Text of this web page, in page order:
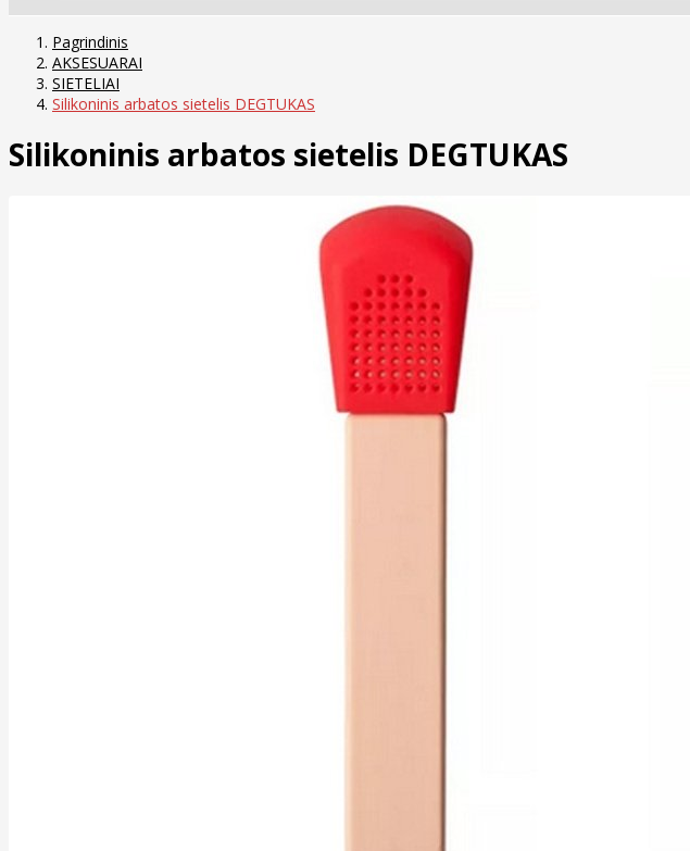
Pagrindinis
AKSESUARAI
SIETELIAI
Silikoninis arbatos sietelis DEGTUKAS
Silikoninis arbatos sietelis DEGTUKAS